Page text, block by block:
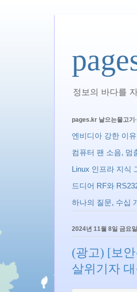
정보의 바다를
pages.kr 날으는물고기
엔비디아 강한 이
컴퓨터 팬 소음, 멈
Linux 인프라 지식
드디어 RF와
하나의 질문, 수십
2024년 11월 8일 금요일
(광고) [보
살위기자